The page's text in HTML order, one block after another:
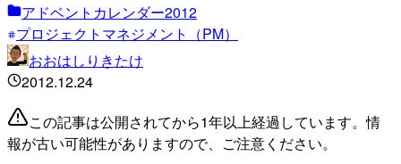
アドベントカレンダー2012
プロジェクトマネジメント（PM）
おおはしりきたけ
2012.12.24
この記事は公開されてから1年以上経過しています。情
報が古い可能性がありますので、ご注意ください。